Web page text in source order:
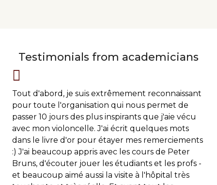
Testimonials from academicians
Tout d'abord, je suis extrêmement reconnaissant
pour toute l'organisation qui nous permet de
passer 10 jours des plus inspirants que j'aie vécu
avec mon violoncelle. J'ai écrit quelques mots
dans le livre d'or pour étayer mes remerciements
:) J'ai beaucoup appris avec les cours de Peter
Bruns, d'écouter jouer les étudiants et les profs -
et beaucoup aimé aussi la visite à l'hôpital très